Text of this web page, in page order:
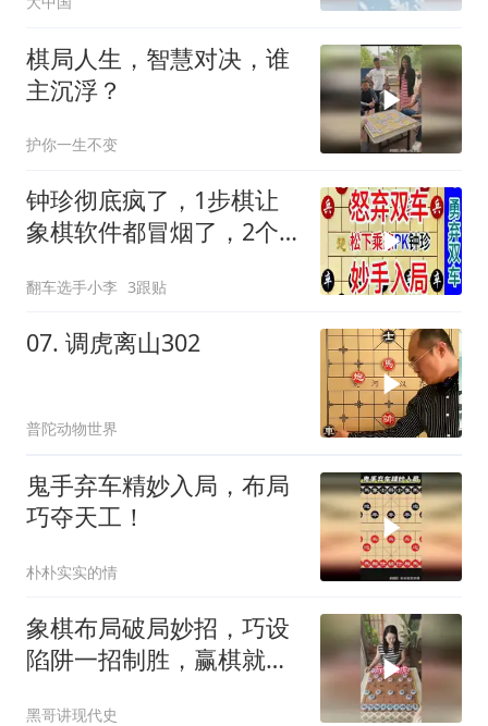
棋局人生，智慧对决，谁
主沉浮？
护你一生不变
钟珍彻底疯了，1步棋让
象棋软件都冒烟了，2个
翻车选手小李 3跟贴
07. 调虎离山302
普陀动物世界
鬼手弃车精妙入局，布局
巧夺天工！
朴朴实实的情
象棋布局破局妙招，巧设
陷阱一招制胜，赢棋就是
黑哥讲现代史